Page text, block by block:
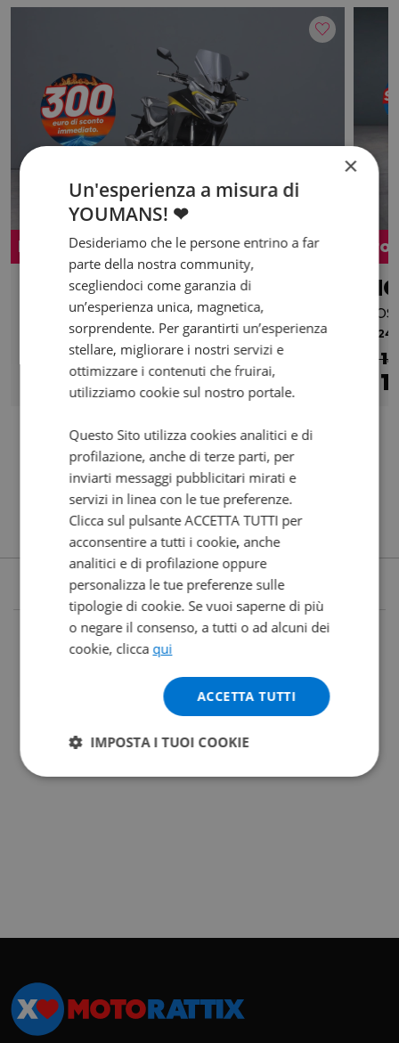
Promo
Travel Edition Abs my17
2017 | 22174 km | 782 cc | 106 Hp | 78 Kw
€ 7.600
7.300 € 132 /mese
Abs
2024
€
×
Un'esperienza a misura di
YOUMANS! ❤
Desideriamo che le persone entrino a far
parte della nostra community,
scegliendoci come garanzia di
un’esperienza unica, magnetica,
sorprendente. Per garantirti un’esperienza
stellare, migliorare i nostri servizi e
ottimizzare i contenuti che fruirai,
utilizziamo cookie sul nostro portale.
Questo Sito utilizza cookies analitici e di
profilazione, anche di terze parti, per
inviarti messaggi pubblicitari mirati e
servizi in linea con le tue preferenze.
Clicca sul pulsante ACCETTA TUTTI per
acconsentire a tutti i cookie, anche
analitici e di profilazione oppure
personalizza le tue preferenze sulle
tipologie di cookie. Se vuoi saperne di più
o negare il consenso, a tutti o ad alcuni dei
cookie, clicca qui
ACCETTA TUTTI
IMPOSTA I TUOI COOKIE